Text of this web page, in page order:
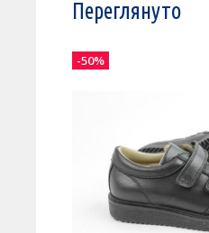
Переглянуто
-50%